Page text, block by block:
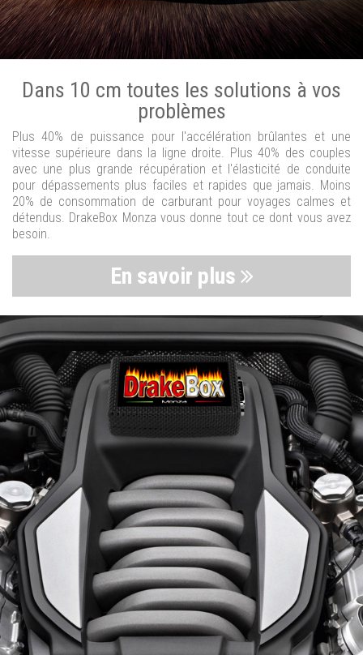
Dans 10 cm toutes les solutions à vos
problèmes
Plus 40% de puissance pour l'accélération brûlantes et une
vitesse supérieure dans la ligne droite. Plus 40% des couples
avec une plus grande récupération et l'élasticité de conduite
pour dépassements plus faciles et rapides que jamais. Moins
20% de consommation de carburant pour voyages calmes et
détendus. DrakeBox Monza vous donne tout ce dont vous avez
besoin.
En savoir plus